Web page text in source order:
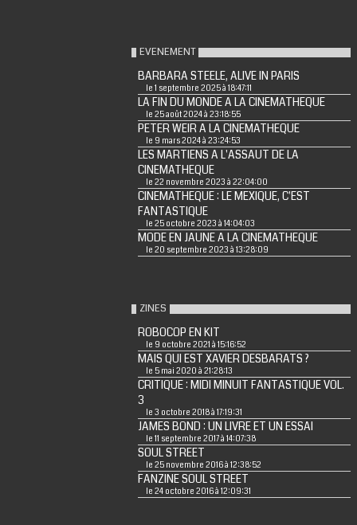
EVENEMENT
BARBARA STEELE, ALIVE IN PARIS
le 1 septembre 2025 à 18:47:11
LA FIN DU MONDE A LA CINEMATHEQUE
le 25 août 2024 à 23:18:55
PETER WEIR A LA CINEMATHEQUE
le 9 mars 2024 à 23:24:53
LES MARTIENS A L'ASSAUT DE LA
CINEMATHEQUE
le 22 novembre 2023 à 22:04:00
CINEMATHEQUE : LE MEXIQUE, C'EST
FANTASTIQUE
le 25 octobre 2023 à 14:04:03
MODE EN JAUNE A LA CINEMATHEQUE
le 20 septembre 2023 à 13:28:09
ZINES
ROBOCOP EN KIT
le 9 octobre 2021 à 15:16:52
MAIS QUI EST XAVIER DESBARATS ?
le 5 mai 2020 à 21:28:13
CRITIQUE : MIDI MINUIT FANTASTIQUE VOL.
3
le 3 octobre 2018 à 17:19:31
JAMES BOND : UN LIVRE ET UN ESSAI
le 11 septembre 2017 à 14:07:38
SOUL STREET
le 25 novembre 2016 à 12:38:52
FANZINE SOUL STREET
le 24 octobre 2016 à 12:09:31